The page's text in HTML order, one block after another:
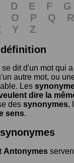
D E F G
O P Q R
Y
Z
se dit d'un mot qui
autre mot, ou
Les
dire la
des synonymes,
sens.
Antonymes